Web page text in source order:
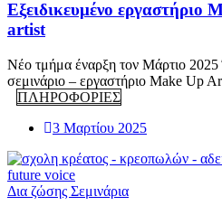
Eξειδικευμένο εργαστήριο
artist
Νέο τμήμα έναρξη τον Μάρτιο 2025
σεμινάριο – εργαστήριο Make Up
ΠΛΗΡΟΦΟΡΙΕΣ
3 Μαρτίου 2025
Δια ζώσης Σεμινάρια